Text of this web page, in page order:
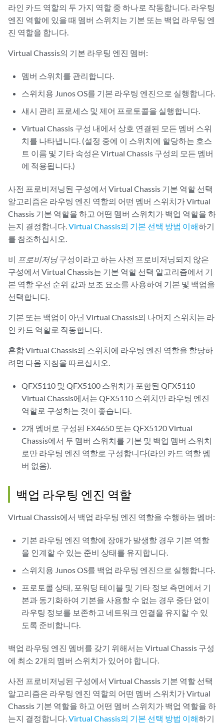
라인 카드 역할의 두 가지 역할 중 하나로 작동합니다. 라우팅
엔진 역할에 있을 때 멤버 스위치는 기본 또는 백업 라우팅 엔
진 역할을 합니다.
Virtual Chassis의 기본 라우팅 엔진 멤버:
멤버 스위치를 관리합니다.
스위치용 Junos OS를 기본 라우팅 엔진으로 실행합니다.
섀시 관리 프로세스 및 제어 프로토콜을 실행합니다.
Virtual Chassis 구성 내에서 상호 연결된 모든 멤버 스위
치를 나타냅니다. (설정 중에 이 스위치에 할당하는 호스
트 이름 및 기타 속성은 Virtual Chassis 구성의 모든 멤버
에 적용됩니다.)
사전 프로비저닝된 구성에서 Virtual Chassis 기본 역할 선택
알고리즘은 라우팅 엔진 역할의 어떤 멤버 스위치가 Virtual
Chassis 기본 역할을 하고 어떤 멤버 스위치가 백업 역할을 하
는지 결정합니다.Virtual Chassis의 기본 선택 방법 이해하기
를 참조하십시오.
비 프로비저닝구성이라고 하는 사전 프로비저닝되지 않은
구성에서 Virtual Chassis는 기본 역할 선택 알고리즘에서 기
본 역할 우선 순위 값과 보조 요소를 사용하여 기본 및 백업을
선택합니다.
기본 또는 백업이 아닌 Virtual Chassis의 나머지 스위치는 라
인 카드 역할로 작동합니다.
혼합 Virtual Chassis의 스위치에 라우팅 엔진 역할을 할당하
려면 다음 지침을 따르십시오.
QFX5110 및 QFX5100 스위치가 포함된 QFX5110
Virtual Chassis에서는 QFX5110 스위치만 라우팅 엔진
역할로 구성하는 것이 좋습니다.
2개 멤버로 구성된 EX4650 또는 QFX5120 Virtual
Chassis에서 두 멤버 스위치를 기본 및 백업 멤버 스위치
로만 라우팅 엔진 역할로 구성합니다(라인 카드 역할 멤
버 없음).
백업 라우팅 엔진 역할
Virtual Chassis에서 백업 라우팅 엔진 역할을 수행하는 멤버:
기본 라우팅 엔진 역할에 장애가 발생할 경우 기본 역할
을 인계할 수 있는 준비 상태를 유지합니다.
스위치용 Junos OS를 백업 라우팅 엔진으로 실행합니다.
프로토콜 상태, 포워딩 테이블 및 기타 정보 측면에서 기
본과 동기화하여 기본을 사용할 수 없는 경우 중단 없이
라우팅 정보를 보존하고 네트워크 연결을 유지할 수 있
도록 준비합니다.
백업 라우팅 엔진 멤버를 갖기 위해서는 Virtual Chassis 구성
에 최소 2개의 멤버 스위치가 있어야 합니다.
사전 프로비저닝된 구성에서 Virtual Chassis 기본 역할 선택
알고리즘은 라우팅 엔진 역할의 어떤 멤버 스위치가 Virtual
Chassis 기본 역할을 하고 어떤 멤버 스위치가 백업 역할을 하
는지 결정합니다.Virtual Chassis의 기본 선택 방법 이해하기